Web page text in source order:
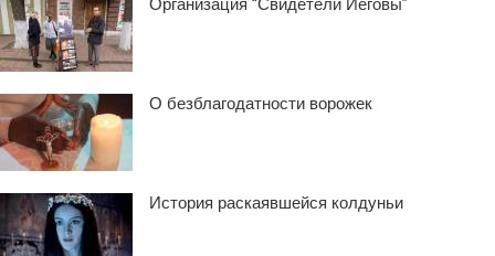
Организация “Свидетели Иеговы”
О безблагодатности ворожек
История раскаявшейся колдуньи